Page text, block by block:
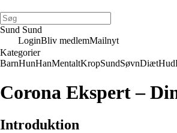
Sund Sund
LoginBliv medlemMailnyt
Kategorier
BarnHunHanMentaltKropSundSøvnDiætHud
Corona Ekspert –
Introduktion